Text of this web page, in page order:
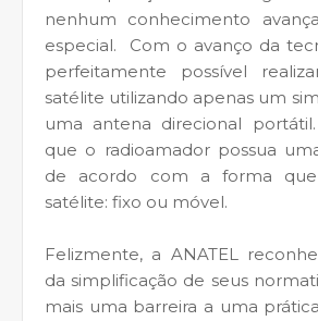
nenhum conhecimento
especial. Com o avanço da
perfeitamente possível
satélite utilizando apenas um
uma antena direcional
que o radioamador possua
de acordo com a forma
satélite: fixo ou móvel.
Felizmente, a ANATEL
da simplificação de seus
mais uma barreira a uma